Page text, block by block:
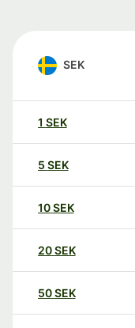
SEK
1 SEK
5 SEK
10SEK
20SEK
50SEK